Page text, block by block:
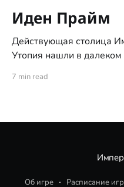
Иден Прайм
Действующая столица
Утопия нашли в
планеты
7 min read
Об игре Расписание игр